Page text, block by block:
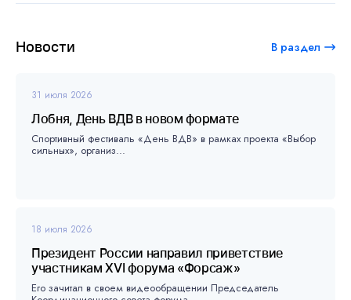
Новости В раздел
31 июля 2026
Лобня, День ВДВ в новом формате
Спортивный фестиваль «День ВДВ» в рамках проекта «Выбор
сильных», организ...
18 июля 2026
Президент России направил приветствие
участникам XVI форума «Форсаж»
Его зачитал в своем видеообращении Председатель